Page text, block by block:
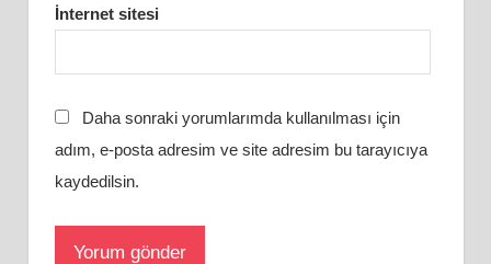
İnternet sitesi
Daha sonraki yorumlarımda kullanılması için
adım, e-posta adresim ve site adresim bu tarayıcıya
kaydedilsin.